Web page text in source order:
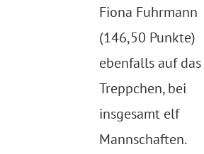
Fiona Fuhrmann
(146,50 Punkte)
ebenfalls auf das
Treppchen, bei
insgesamt elf
Mannschaften.